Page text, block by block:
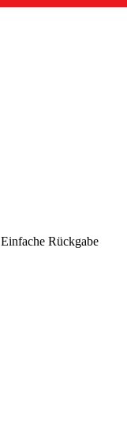
Einfache Rückgabe